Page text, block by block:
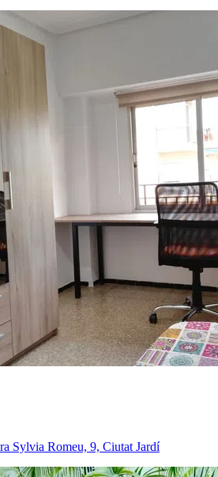
Sylvia Romeu, 9, Ciutat Jardí